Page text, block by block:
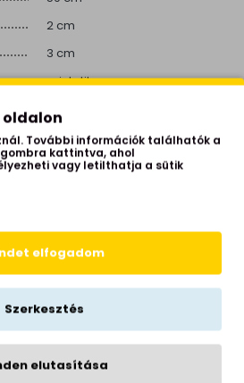
2 cm
3 cm
szintetikus
LED
1X9W
1 izzós
konyha
modern
igen
igen
oldalon
További információk találhatók a
kattintva, ahol
vagy letilthatja a sütik
elfogadom
Szerkesztés
elutasítása